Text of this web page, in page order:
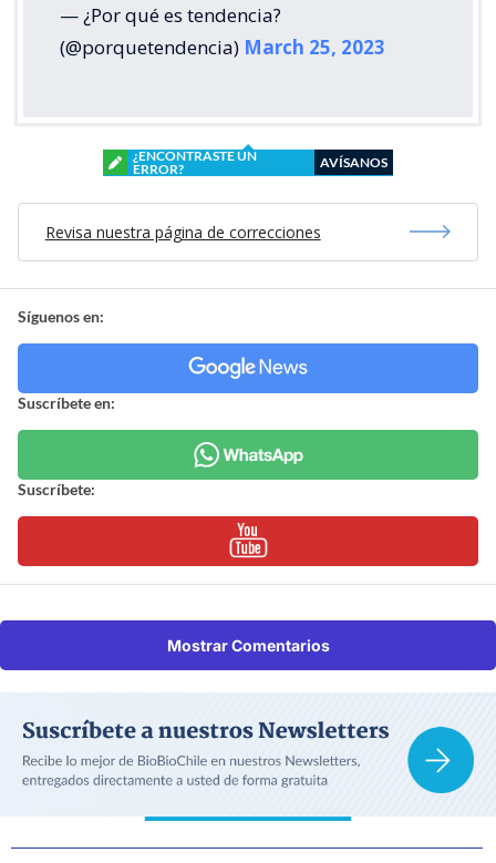
— ¿Por qué es tendencia?
(@porquetendencia) March 25, 2023
¿ENCONTRASTE UN
ERROR?
AVÍSANOS
Revisa nuestra página de correcciones
Síguenos en:
Suscríbete en:
Suscríbete:
Mostrar Comentarios